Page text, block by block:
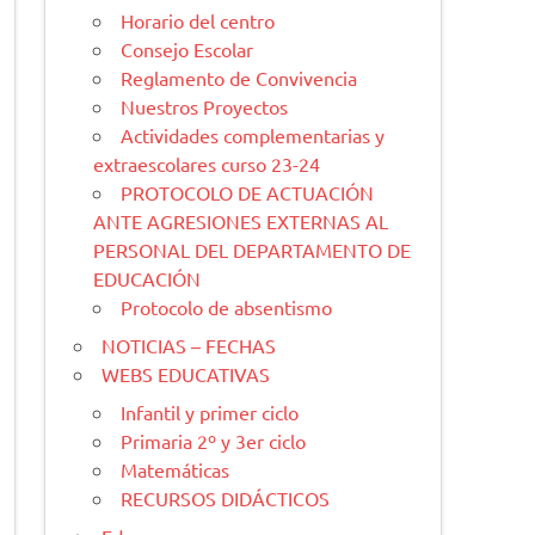
Horario del centro
Consejo Escolar
Reglamento de Convivencia
Nuestros Proyectos
Actividades complementarias y
extraescolares curso 23-24
PROTOCOLO DE ACTUACIÓN
ANTE AGRESIONES EXTERNAS AL
PERSONAL DEL DEPARTAMENTO DE
EDUCACIÓN
Protocolo de absentismo
NOTICIAS – FECHAS
WEBS EDUCATIVAS
Infantil y primer ciclo
Primaria 2º y 3er ciclo
Matemáticas
RECURSOS DIDÁCTICOS